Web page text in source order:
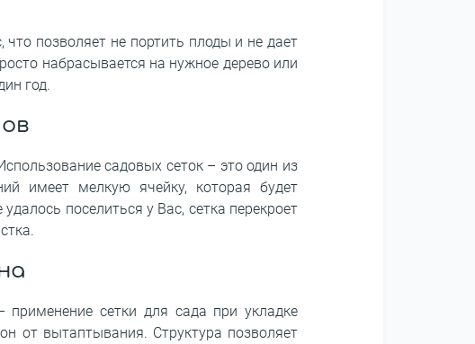
что позволяет не портить плоды и не дает
набрасывается на нужное дерево или
год.
садовых сеток – это один из
имеет мелкую ячейку, которая будет
поселиться у Вас, сетка перекроет
сетки для сада при укладке
от вытаптывания. Структура позволяет